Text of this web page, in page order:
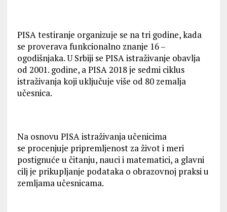
PISA testiranje organizuje se na tri godine, kada
se proverava funkcionalno znanje 16 –
ogodišnjaka. U Srbiji se PISA istraživanje obavlja
od 2001. godine, a PISA 2018 je sedmi ciklus
istraživanja koji uključuje više od 80 zemalja
učesnica.
Na osnovu PISA istraživanja učenicima
se procenjuje pripremljenost za život i meri
postignuće u čitanju, nauci i matematici, a glavni
cilj je prikupljanje podataka o obrazovnoj praksi u
zemljama učesnicama.